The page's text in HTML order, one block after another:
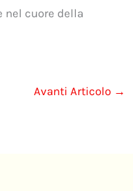
nel cuore della
Avanti Articolo →